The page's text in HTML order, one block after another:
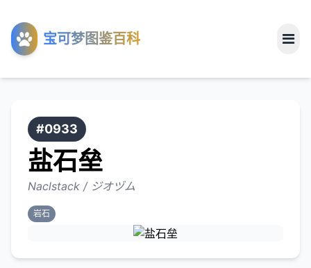
宝可梦图鉴百科
工具
关于
#0933
盐石垒
Naclstack / ジオヅム
岩石